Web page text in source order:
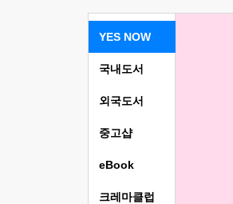
YES NOW
국내도서
외국도서
중고샵
eBook
크레마클럽